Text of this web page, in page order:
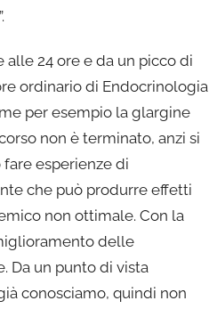
alle 24 ore e da un picco di
ordinario di Endocrinologia
per esempio la glargine
non è terminato, anzi si
esperienze di
che può produrre effetti
non ottimale. Con la
delle
Da un punto di vista
conosciamo, quindi non